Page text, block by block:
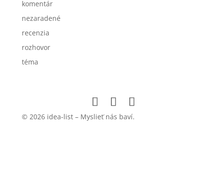
komentár
nezaradené
recenzia
rozhovor
téma
© 2026 idea-list – Myslieť nás baví.